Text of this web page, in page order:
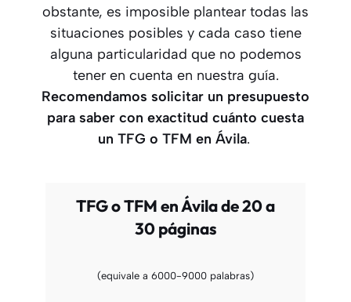
obstante, es imposible plantear todas las
situaciones posibles y cada caso tiene
alguna particularidad que no podemos
tener en cuenta en nuestra guía.
Recomendamos solicitar un presupuesto
para saber con exactitud cuánto cuesta
un TFG o TFM en Ávila.
TFG o TFM en Ávila de 20 a
30 páginas
(equivale a 6000-9000 palabras)